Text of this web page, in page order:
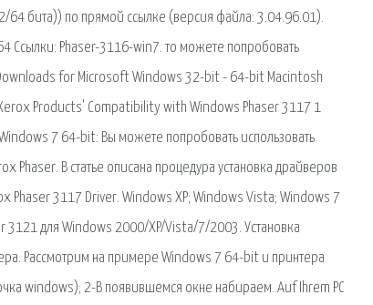
бита)) по прямой ссылке (версия файла: 3.04.96.01).
Ссылки: Phaser-3116-win7. то можете попробовать
for Microsoft Windows 32-bit - 64-bit Macintosh
Products' Compatibility with Windows Phaser 3117 1
7 64-bit: Вы можете попробовать использовать
Phaser. В статье описана процедура установка драйверов
Phaser 3117 Driver. Windows XP; Windows Vista; Windows 7
для Windows 2000/XP/Vista/7/2003. Установка
Рассмотрим на примере Windows 7 64-bit и принтера
windows); 2-В появившемся окне набираем. Auf Ihrem PC